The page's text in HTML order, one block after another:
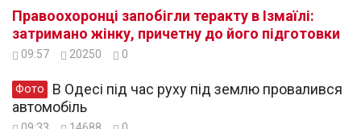
Правоохоронці запобігли теракту в Ізмаїлі:
затримано жінку, причетну до його підготовки
09:57 20250 0
Фото
автомобіль